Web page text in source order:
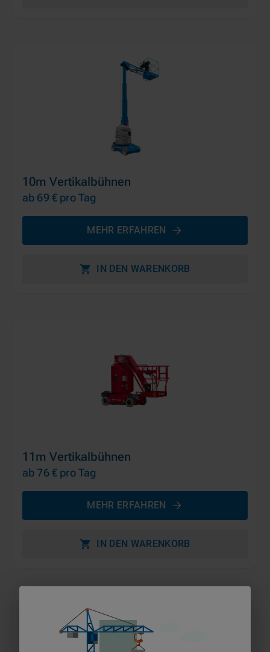
10m Vertikalbühnen
ab 69 € pro Tag
MEHR ERFAHREN
IN DEN WARENKORB
11m Vertikalbühnen
ab 76 € pro Tag
MEHR ERFAHREN
IN DEN WARENKORB